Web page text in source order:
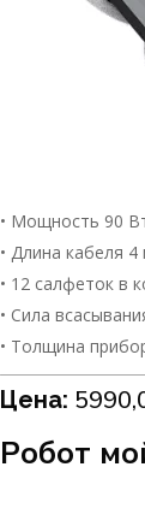
• Мощность 90
• Длина кабеля 4
• 12 салфеток в
• Сила
• Толщина
Цена:
Робот